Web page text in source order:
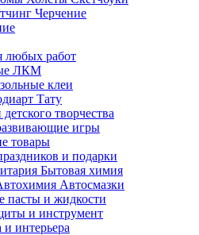
Черчение
любых работ
ЛКМ
клеи
Тату
творчества
игры
товары
и подарки
Бытовая химия
Автосмазки
и жидкости
и инструмент
интерьера